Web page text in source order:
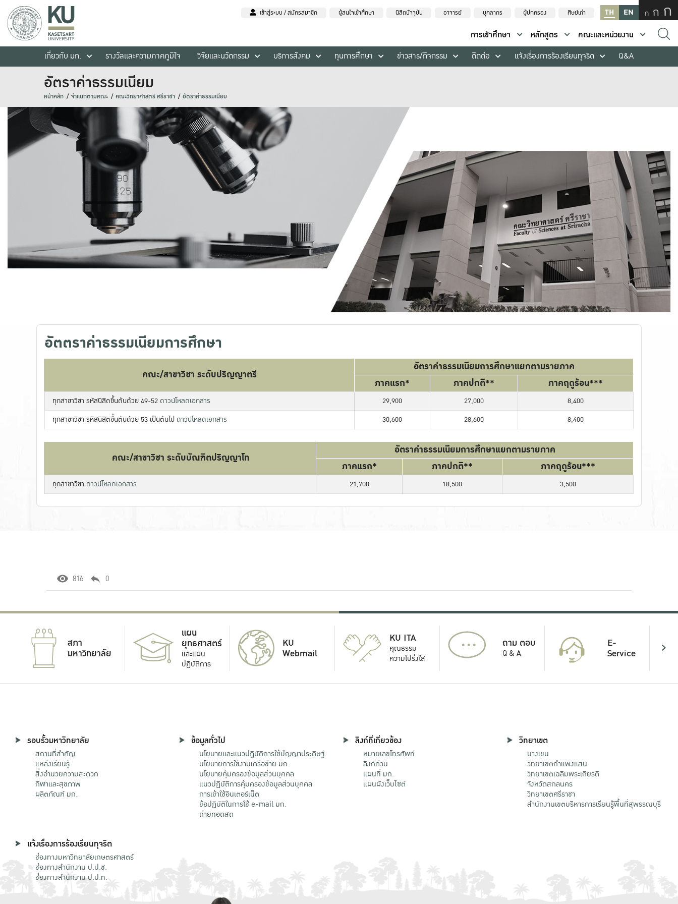
เข้าสู่ระบบ / สมัครสมาชิก ผู้สนใจเข้าศึกษา นิสิตปัจจุบัน อาจารย์ บุคลากร ผู้ปกครอง ศิษย์เก่า TH EN ก ก ก
การเข้าศึกษา หลักสูตร
คณะและหน่วยงาน
เกี่ยวกับ มก.
รางวัลและความภาคภูมิใจ วิจัยและนวัตกรรม บริการสังคม ทุนการศึกษา ข่าวสาร/กิจกรรม ติดต่อ แจ้งเรื่องการร้องเรียนทุจริต Q&A
อัตราค่าธรรมเนียม
หน้าหลัก จำแนกตามคณะ คณะวิทยาศาสตร์ ศรีราชา อัตราค่าธรรมเนียม
อัตตราค่าธรรมเนียมการศึกษา
คณะ/สาขาวิชา ระดับปริญญาตรี
อัตราค่าธรรมเนียมการศึกษาแยกตามรายภาค
ภาคแรก*
ภาคปกติ** ภาคฤดูร้อน***
ทุกสาขาวิชา รหัสนิสิตขึ้นต้นด้วย 49-52 ดาวน์โหลดเอกสาร 29,900 27,000
8,400
ทุกสาขาวิชา รหัสนิสิตขึ้นต้นด้วย 53 เป็นต้นไป ดาวน์โหลดเอกสาร 30,600 28,600 8,400
คณะ/สาขาวิชา ระดับบัณฑิตปริญญาโท
อัตราค่าธรรมเนียมการศึกษาแยกตามรายภาค
ภาคแรก*
ภาคปกติ** ภาคฤดูร้อน***
ทุกสาขาวิชา ดาวน์โหลดเอกสาร 21,700 18,500 3,500
816 0
สภา
มหาวิทยาลัย
แผน
ยุทธศาสตร์
และแผน
ปฏิบัติการ
KU
Webmail
KU ITA
คุณธรรม
ความโปร่งใส
... ถาม ตอบ
Q & A
E-
Service
รอบรั้วมหาวิทยาลัย
สถานที่สำคัญ
แหล่งเรียนรู้
สิ่งอำนวยความสะดวก
กีฬาและสุขภาพ
ผลิตภัณฑ์ มก.
ข้อมูลทั่วไป
นโยบายและแนวปฏิบัติการใช้ปัญญาประดิษฐ์
นโยบายการใช้งานเครือข่าย มก.
นโยบายคุ้มครองข้อมูลส่วนบุคคล
แนวปฏิบัติการคุ้มครองข้อมูลส่วนบุคคล
การเข้าใช้อินเตอร์เน็ต
ข้อปฏิบัติในการใช้ e-mail มก.
ถ่ายทอดสด
ลิงก์ที่เกี่ยวข้อง
หมายเลขโทรศัพท์
ลิงก์ด่วน
แผนที่ มก.
แผนผังเว็บไซต์
วิทยาเขต
บางเขน
วิทยาเขตกําแพงแสน
วิทยาเขตเฉลิมพระเกียรติ
จังหวัดสกลนคร
วิทยาเขตศรีราชา
สำนักงานเขตบริหารการเรียนรู้พื้นที่สุพรรณบุรี
แจ้งเรื่องการร้องเรียนทุจริต
ช่องทางมหาวิทยาลัยเกษตรศาสตร์
ช่องทางสำนักงาน ป.ป.ช.
ช่องทางสำนักงาน ป.ป.ท.